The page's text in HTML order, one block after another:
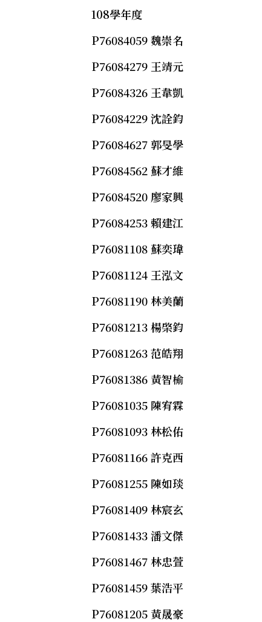
108學年度
P76084059 魏崇名
P76084279 王靖元
P76084326 王韋凱
P76084229 沈詮鈞
P76084627 郭旻學
P76084562 蘇才維
P76084520 廖家興
P76084253 賴建江
P76081108 蘇奕瑋
P76081124 王泓文
P76081190 林美蘭
P76081213 楊棨鈞
P76081263 范皓翔
P76081386 黃智榆
P76081035 陳宥霖
P76081093 林松佑
P76081166 許克西
P76081255 陳如琰
P76081409 林宸玄
P76081433 潘文傑
P76081467 林忠萱
P76081459 葉浩平
P76081205 黃晟豪